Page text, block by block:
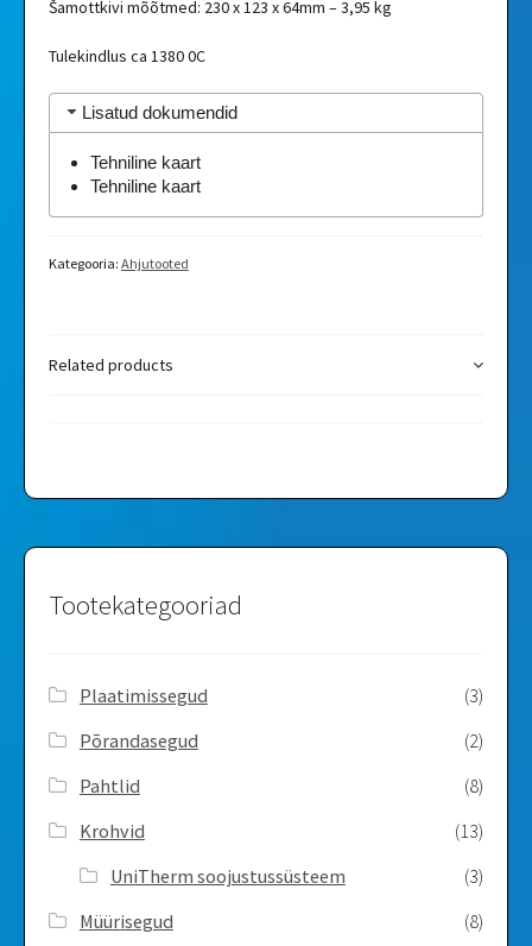
Šamottkivi mõõtmed: 230 x 123 x 64mm – 3,95 kg
Tulekindlus ca 1380 0C
Lisatud dokumendid
Tehniline kaart
Tehniline kaart
Kategooria: Ahjutooted
Related products
Tootekategooriad
Plaatimissegud
(3)
Põrandasegud
(2)
Pahtlid
(8)
Krohvid
(13)
UniTherm soojustussüsteem
(3)
Müürisegud
(8)